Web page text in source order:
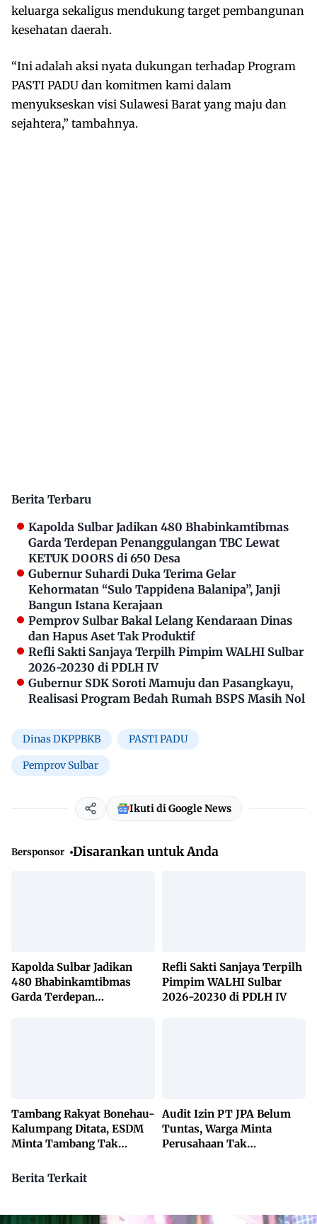
keluarga sekaligus mendukung target pembangunan
kesehatan daerah.
“Ini adalah aksi nyata dukungan terhadap Program
PASTI PADU dan komitmen kami dalam
menyukseskan visi Sulawesi Barat yang maju dan
sejahtera,” tambahnya.
Berita Terbaru
Kapolda Sulbar Jadikan 480 Bhabinkamtibmas
Garda Terdepan Penanggulangan TBC Lewat
KETUK DOORS di 650 Desa
Gubernur Suhardi Duka Terima Gelar
Kehormatan “Sulo Tappidena Balanipa”, Janji
Bangun Istana Kerajaan
Pemprov Sulbar Bakal Lelang Kendaraan Dinas
dan Hapus Aset Tak Produktif
Refli Sakti Sanjaya Terpilh Pimpim WALHI Sulbar
2026-20230 di PDLH IV
Gubernur SDK Soroti Mamuju dan Pasangkayu,
Realisasi Program Bedah Rumah BSPS Masih Nol
Dinas DKPPBKB PASTI PADU
Pemprov Sulbar
Ikuti di Google News
Bersponsor Disarankan untuk Anda
Kapolda Sulbar Jadikan
480 Bhabinkamtibmas
Garda Terdepan
Refli Sakti Sanjaya Terpilh
Pimpim WALHI Sulbar
2026-20230 di PDLH IV
Tambang Rakyat Bonehau-
Kalumpang Ditata, ESDM
Minta Tambang Tak
Audit Izin PT JPA Belum
Tuntas, Warga Minta
Perusahaan Tak
Berita Terkait